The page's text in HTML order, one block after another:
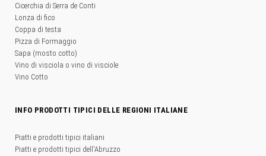
Cicerchia di Serra de Conti
Lonza di fico
Coppa di testa
Pizza di Formaggio
Sapa (mosto cotto)
Vino di visciola o vino di visciole
Vino Cotto
INFO PRODOTTI TIPICI DELLE REGIONI ITALIANE
Piatti e prodotti tipici italiani
Piatti e prodotti tipici dell'Abruzzo